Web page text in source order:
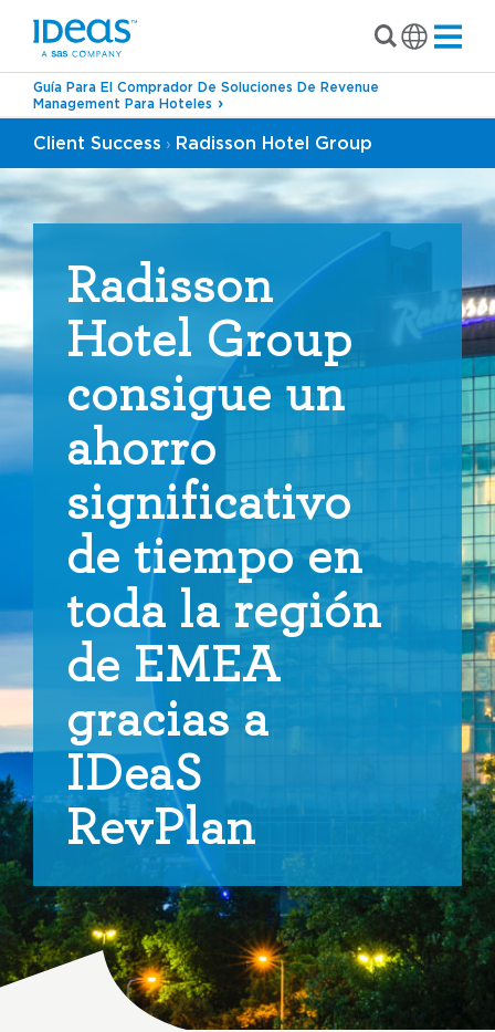
Guía Para El Comprador De Soluciones De Revenue
Management Para Hoteles
Client Success › Radisson Hotel Group
Radisson
Hotel Group
consigue un
ahorro
significativo
de tiempo en
toda la región
de EMEA
gracias a
IDeaS
RevPlan